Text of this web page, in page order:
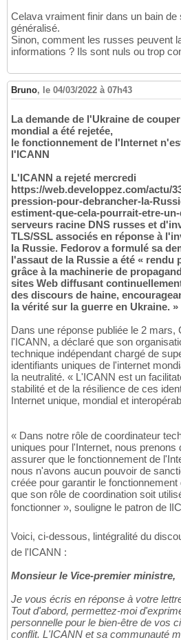
Celava vraiment finir dans un bain de
généralisé.
Sinon, comment les russes peuvent
informations ? Ils sont nuls ou trop
Bruno, le 04/03/2022 à 07h43
La demande de l'Ukraine de
mondial a été rejetée,
le fonctionnement de l'Internet
l'ICANN
L'ICANN a rejeté mercredi
https://web.developpez.com/actu/
pression-pour-debrancher-la-
estiment-que-cela-pourrait-etre-
serveurs racine DNS russes et
TLS/SSL associés en réponse à
la Russie. Fedorov a formulé sa
l'assaut de la Russie a été « rendu
grâce à la machinerie de
sites Web diffusant
des discours de haine,
la vérité sur la guerre en Ukraine. »
Dans une réponse publiée le 2 mars,
l'ICANN, a déclaré que son
technique indépendant chargé de
identifiants uniques de l'internet
la neutralité. « L'ICANN est un
stabilité et de la résilience de ces
Internet unique, mondial et
« Dans notre rôle de coordinateur
uniques pour l'Internet, nous
assurer que le fonctionnement de
nous n'avons aucun pouvoir de
créée pour garantir le
que son rôle de coordination soit
fonctionner », souligne le patron de
Voici, ci-dessous, lintégralité du
de l'ICANN :
Monsieur le Vice-premier ministre,
Je vous écris en réponse à votre
Tout d'abord, permettez-moi
personnelle pour le bien-être de vos
conflit. L'ICANN et sa communauté